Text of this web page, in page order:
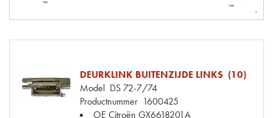
DEURKLINK BUITENZIJDE LINKS (10)
Model DS 72-7/74
Productnummer 1600425
OE Citroën GX6618201A